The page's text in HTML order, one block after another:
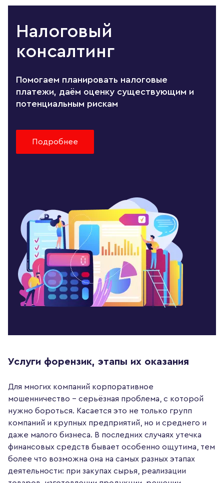
Налоговый
консалтинг
Помогаем планировать налоговые
платежи, даём оценку существующим и
потенциальным рискам
Подробнее
Услуги форензик, этапы их оказания
Для многих компаний корпоративное
мошенничество – серьёзная проблема, с которой
нужно бороться. Касается это не только групп
компаний и крупных предприятий, но и среднего и
даже малого бизнеса. В последних случаях утечка
финансовых средств бывает особенно ощутима, тем
более что возможна она на самых разных этапах
деятельности: при закупах сырья, реализации